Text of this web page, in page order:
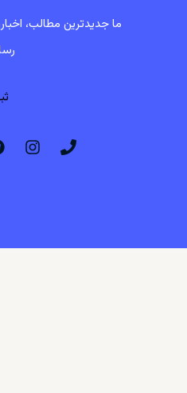
ما جدیدترین مطالب،